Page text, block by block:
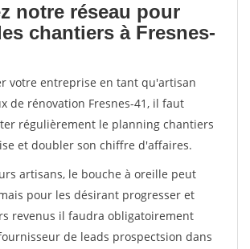
notre réseau pour
chantiers à Fresnes-
votre entreprise en tant qu'artisan
de rénovation Fresnes-41, il faut
régulièrement le planning chantiers
et doubler son chiffre d'affaires.
artisans, le bouche à oreille peut
pour les désirant progresser et
revenus il faudra obligatoirement
de leads prospectsion dans